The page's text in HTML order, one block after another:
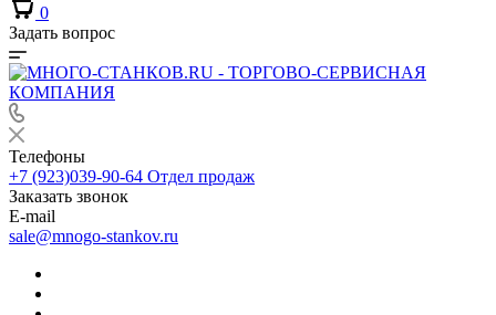
0
Задать вопрос
Телефоны
+7 (923)039-90-64 Отдел продаж
Заказать звонок
E-mail
sale@mnogo-stankov.ru